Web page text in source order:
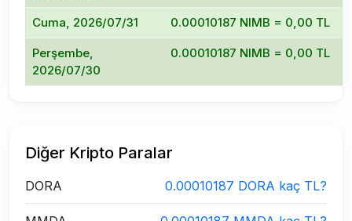
Cuma, 2026/07/31 0.00010187 NIMB = 0,00 TL
Perşembe,
2026/07/30
0.00010187 NIMB = 0,00 TL
Diğer Kripto Paralar
DORA 0.00010187 DORA kaç TL?